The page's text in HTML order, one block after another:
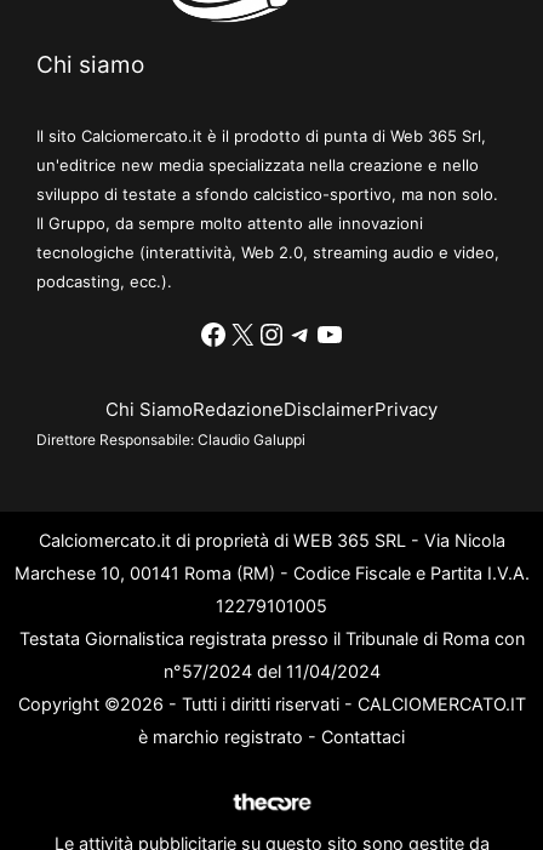
Chi siamo
Il sito Calciomercato.it è il prodotto di punta di Web 365 Srl,
un'editrice new media specializzata nella creazione e nello
sviluppo di testate a sfondo calcistico-sportivo, ma non solo.
Il Gruppo, da sempre molto attento alle innovazioni
tecnologiche (interattività, Web 2.0, streaming audio e video,
podcasting, ecc.).
Facebook
X Instagram
Telegram
YouTube
Chi SiamoRedazioneDisclaimerPrivacy
Direttore Responsabile: Claudio Galuppi
Calciomercato.it di proprietà di WEB 365 SRL - Via Nicola
Marchese 10, 00141 Roma (RM) - Codice Fiscale e Partita I.V.A.
12279101005
Testata Giornalistica registrata presso il Tribunale di Roma con
n°57/2024 del 11/04/2024
Copyright ©2026 - Tutti i diritti riservati - CALCIOMERCATO.IT
è marchio registrato - Contattaci
Le attività pubblicitarie su questo sito sono gestite da